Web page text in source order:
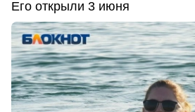
Его открыли 3 июня